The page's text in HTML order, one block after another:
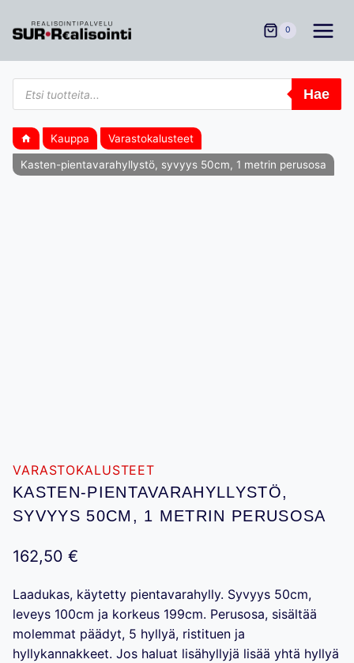
sisältöön
0
Products
search
Hae
Kauppa Varastokalusteet
Kasten-pientavarahyllystö, syvyys 50cm, 1 metrin perusosa
VARASTOKALUSTEET
KASTEN-PIENTAVARAHYLLYSTÖ,
SYVYYS 50CM, 1 METRIN PERUSOSA
162,50 €
Laadukas, käytetty pientavarahylly. Syvyys 50cm,
leveys 100cm ja korkeus 199cm. Perusosa, sisältää
molemmat päädyt, 5 hyllyä, ristituen ja
hyllykannakkeet. Jos haluat lisähyllyjä lisää yhtä hyllyä